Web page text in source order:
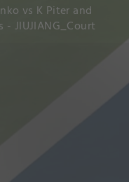
vs K Piter and
JIUJIANG_Court